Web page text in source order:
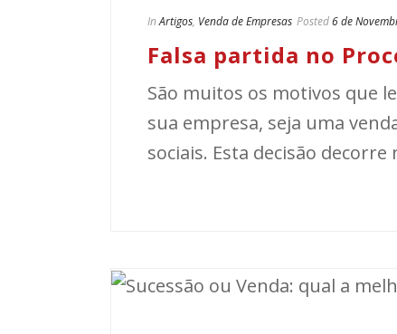
In Artigos, Venda de Empresas Posted6 de
Falsa partida no
São muitos os motivos que
sua empresa, seja uma
sociais. Esta decisão